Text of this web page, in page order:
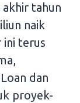
tahun
naik
ini terus
dan
proyek-